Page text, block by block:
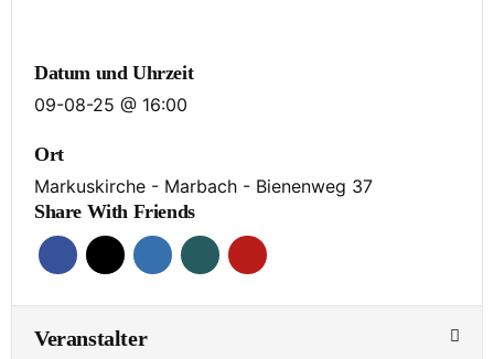
Datum und Uhrzeit
09-08-25 @ 16:00
Ort
Markuskirche - Marbach - Bienenweg 37
Share With Friends
Veranstalter